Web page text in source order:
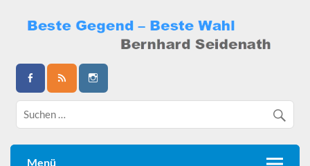
content
Bernhard Seidenath
Menü